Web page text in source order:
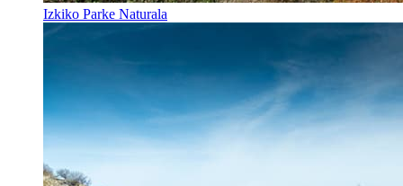
Izkiko Parke Naturala